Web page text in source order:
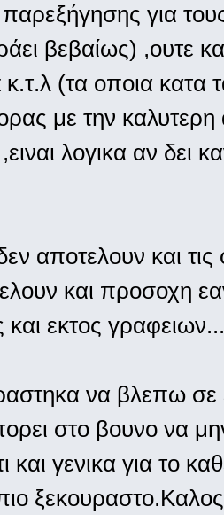
για
βεβαίως) ,ουτε
(τα οποια κατα
με την καλυτερη
λογικα αν δει
αποτελουν και τις
και προσοχη
και εκτος γραφειων...
να βλεπω σε
στο βουνο να
και γενικα για το